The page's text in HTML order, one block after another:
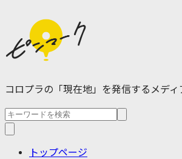
コロプラの「現在地」を発信するメディ
トップページ